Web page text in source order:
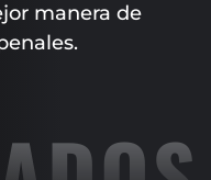
manera de